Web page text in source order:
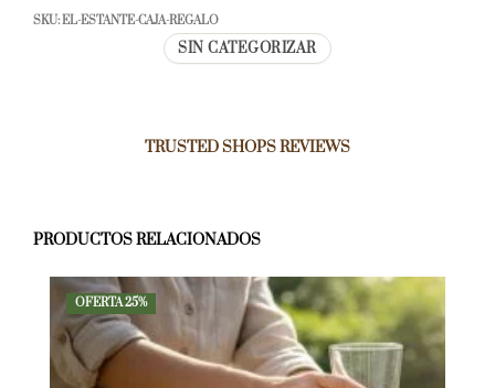
SKU:EL-ESTANTE-CAJA-REGALO
SIN CATEGORIZAR
TRUSTED SHOPS REVIEWS
PRODUCTOS RELACIONADOS
OFERTA 25%